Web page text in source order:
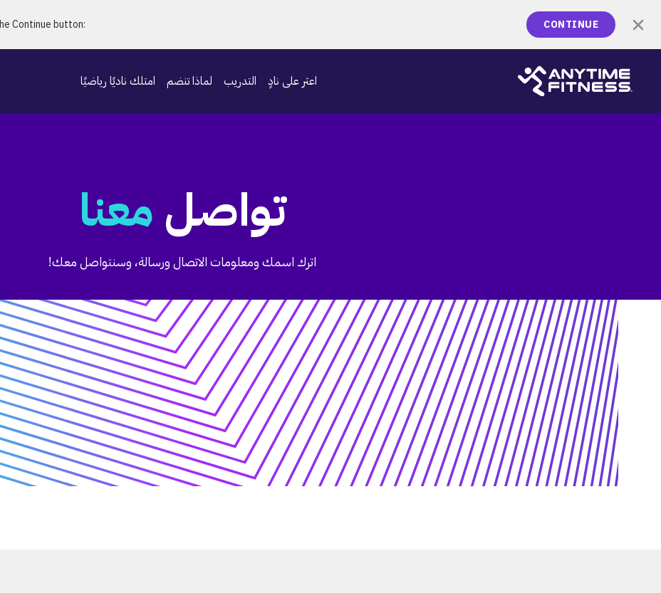
Continue button: CONTINUE
اعثر على نادٍ التدريب لماذا تنضم امتلك ناديًا رياضيًا
تواصلمعنا
اترك اسمك ومعلومات الاتصال ورسالة، وسنتواصل معك!